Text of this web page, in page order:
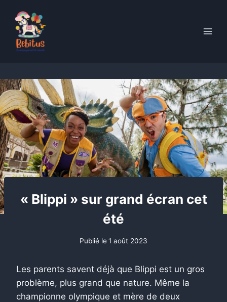
content
« Blippi » sur grand écran cet
été
Publié le1 août 2023
Les parents savent déjà que Blippi est un gros
problème, plus grand que nature. Même la
championne olympique et mère de deux